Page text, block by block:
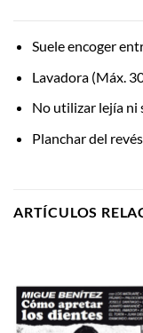
Suele encoger
Lavadora (Máx.
No utilizar lejía ni
Planchar del
ARTÍCULOS